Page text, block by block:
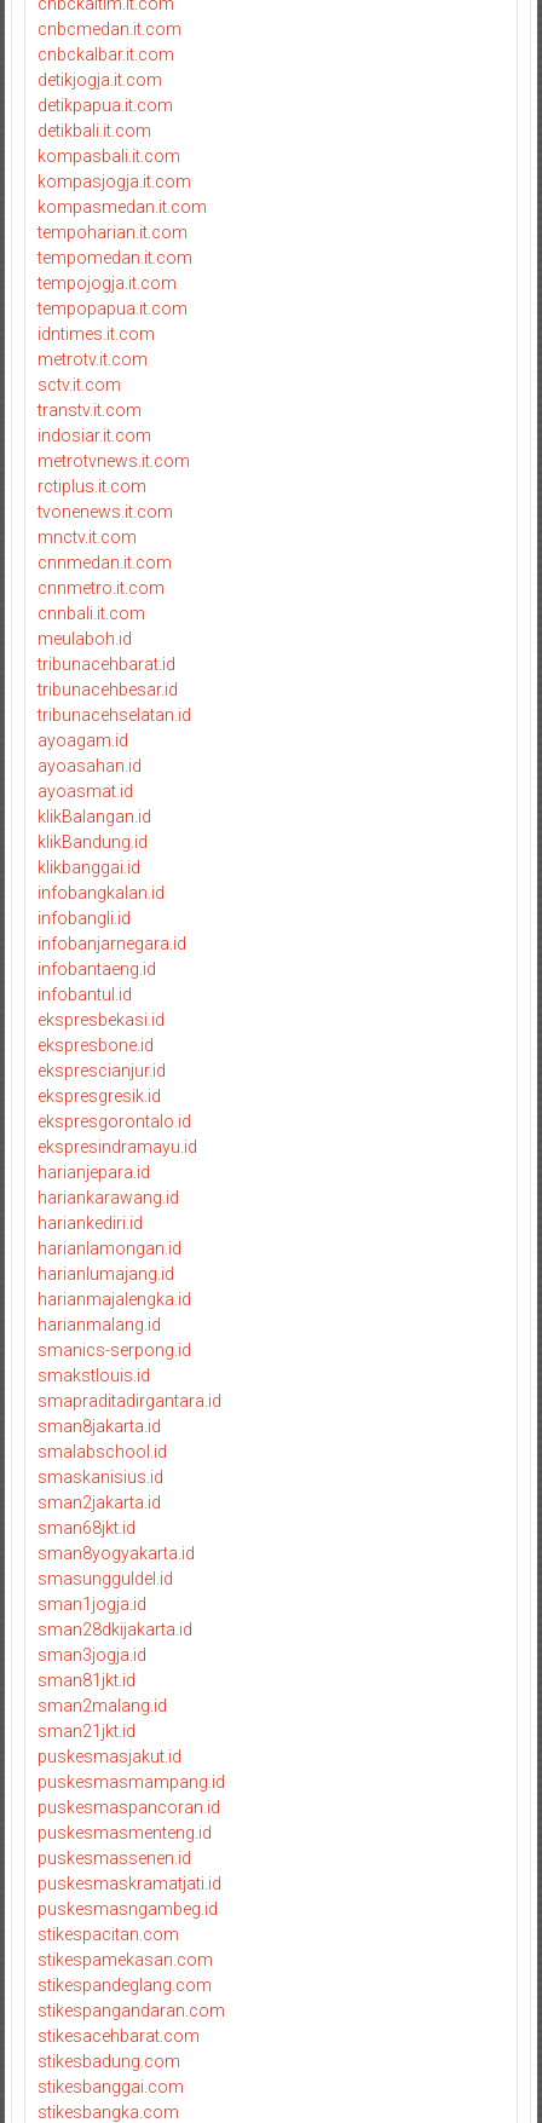
cnbcmedan.it.com
cnbckalbar.it.com
detikjogja.it.com
detikpapua.it.com
detikbali.it.com
kompasbali.it.com
kompasjogja.it.com
kompasmedan.it.com
tempoharian.it.com
tempomedan.it.com
tempojogja.it.com
tempopapua.it.com
idntimes.it.com
metrotv.it.com
sctv.it.com
transtv.it.com
indosiar.it.com
metrotvnews.it.com
rctiplus.it.com
tvonenews.it.com
mnctv.it.com
cnnmedan.it.com
cnnmetro.it.com
cnnbali.it.com
meulaboh.id
tribunacehbarat.id
tribunacehbesar.id
tribunacehselatan.id
ayoagam.id
ayoasahan.id
ayoasmat.id
klikBalangan.id
klikBandung.id
klikbanggai.id
infobangkalan.id
infobangli.id
infobanjarnegara.id
infobantaeng.id
infobantul.id
ekspresbekasi.id
ekspresbone.id
eksprescianjur.id
ekspresgresik.id
ekspresgorontalo.id
ekspresindramayu.id
harianjepara.id
hariankarawang.id
hariankediri.id
harianlamongan.id
harianlumajang.id
harianmajalengka.id
harianmalang.id
smanics-serpong.id
smakstlouis.id
smapraditadirgantara.id
sman8jakarta.id
smalabschool.id
smaskanisius.id
sman2jakarta.id
sman68jkt.id
sman8yogyakarta.id
smasungguldel.id
sman1jogja.id
sman28dkijakarta.id
sman3jogja.id
sman81jkt.id
sman2malang.id
sman21jkt.id
puskesmasjakut.id
puskesmasmampang.id
puskesmaspancoran.id
puskesmasmenteng.id
puskesmassenen.id
puskesmaskramatjati.id
puskesmasngambeg.id
stikespacitan.com
stikespamekasan.com
stikespandeglang.com
stikespangandaran.com
stikesacehbarat.com
stikesbadung.com
stikesbanggai.com
stikesbangka.com